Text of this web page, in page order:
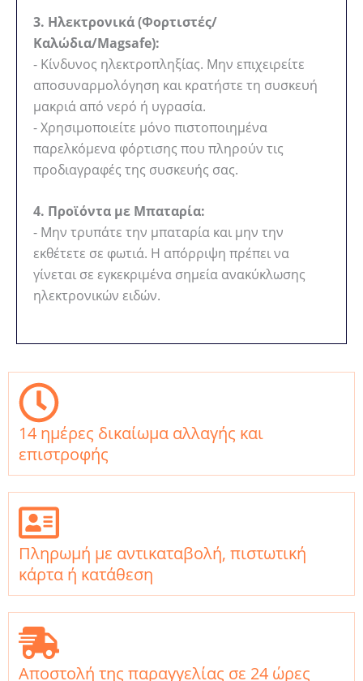
3. Ηλεκτρονικά (Φορτιστές/
Καλώδια/Magsafe):
- Κίνδυνος ηλεκτροπληξίας. Μην επιχειρείτε
αποσυναρμολόγηση και κρατήστε τη συσκευή
μακριά από νερό ή υγρασία.
- Χρησιμοποιείτε μόνο πιστοποιημένα
παρελκόμενα φόρτισης που πληρούν τις
προδιαγραφές της συσκευής σας.
4. Προϊόντα με Μπαταρία:
- Μην τρυπάτε την μπαταρία και μην την
εκθέτετε σε φωτιά. Η απόρριψη πρέπει να
γίνεται σε εγκεκριμένα σημεία ανακύκλωσης
ηλεκτρονικών ειδών.
14 ημέρες δικαίωμα αλλαγής και
επιστροφής
Πληρωμή με αντικαταβολή, πιστωτική
κάρτα ή κατάθεση
Αποστολή της παραγγελίας σε 24 ώρες